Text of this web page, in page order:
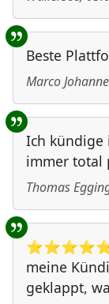
Beste
Marco
Ich
immer total
Thomas
⭐⭐⭐⭐⭐
meine
geklappt,